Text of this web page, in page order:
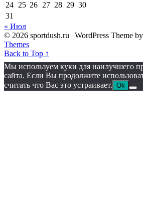
24 25 26 27 28 29 30
31
« Июл
© 2026 sportdush.ru | WordPress Theme by
Themes
Back to Top ↑
Мы используем куки для наилучшего
сайта. Если Вы продолжите
считать что Вас это устраивает. Ok